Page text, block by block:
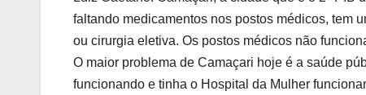
faltando medicamentos nos postos médicos, tem
ou cirurgia eletiva. Os postos médicos não
O maior problema de Camaçari hoje é a saúde
funcionando e tinha o Hospital da Mulher